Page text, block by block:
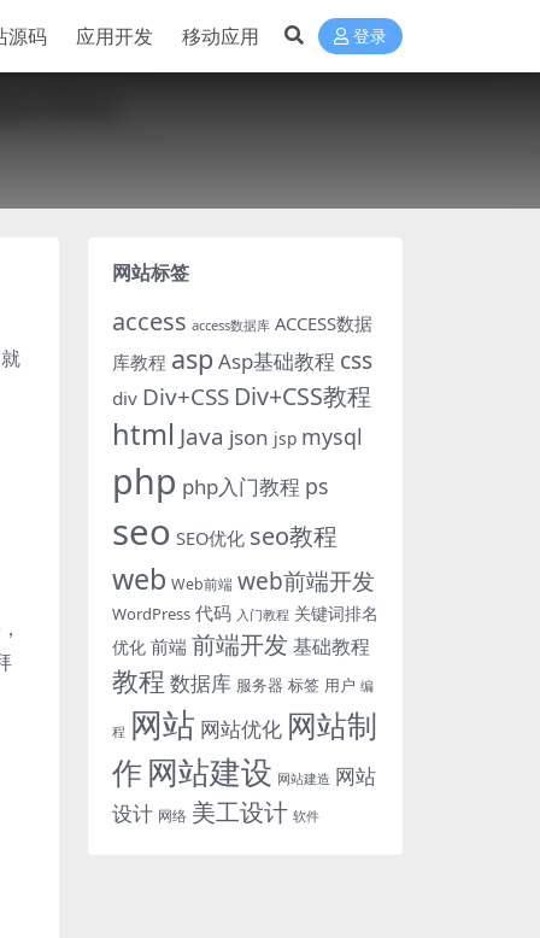
源码 应用开发 移动应用 登录
网站标签
access access数据库 ACCESS数据
库教程 asp Asp基础教程 css
div Div+CSS Div+CSS教程
html Java json jsp mysql
php php入门教程 ps
seo SEO优化 seo教程
web Web前端 web前端开发
WordPress 代码 入门教程 关键词排名
优化 前端 前端开发 基础教程
教程 数据库 服务器 标签 用户 编
程 网站 网站优化 网站制
作 网站建设 网站建造 网站
设计 网络 美工设计 软件